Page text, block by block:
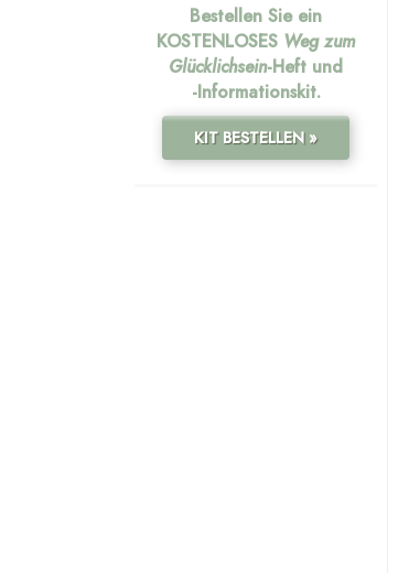
Bestellen Sie ein
KOSTENLOSES Weg zum
Glücklichsein-Heft und
-Informationskit.
KIT BESTELLEN »